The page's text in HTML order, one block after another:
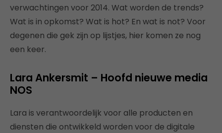
verwachtingen voor 2014. Wat worden de trends?
Wat is in opkomst? Wat is hot? En wat is not? Voor
degenen die gek zijn op lijstjes, hier komen ze nog
een keer.
Lara Ankersmit – Hoofd nieuwe media
NOS
Lara is verantwoordelijk voor alle producten en
diensten die ontwikkeld worden voor de digitale